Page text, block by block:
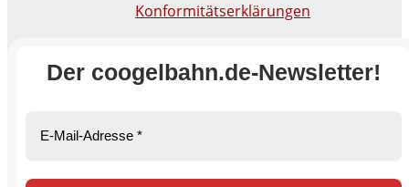
Konformitätserklärungen
Der coogelbahn.de-Newsletter!